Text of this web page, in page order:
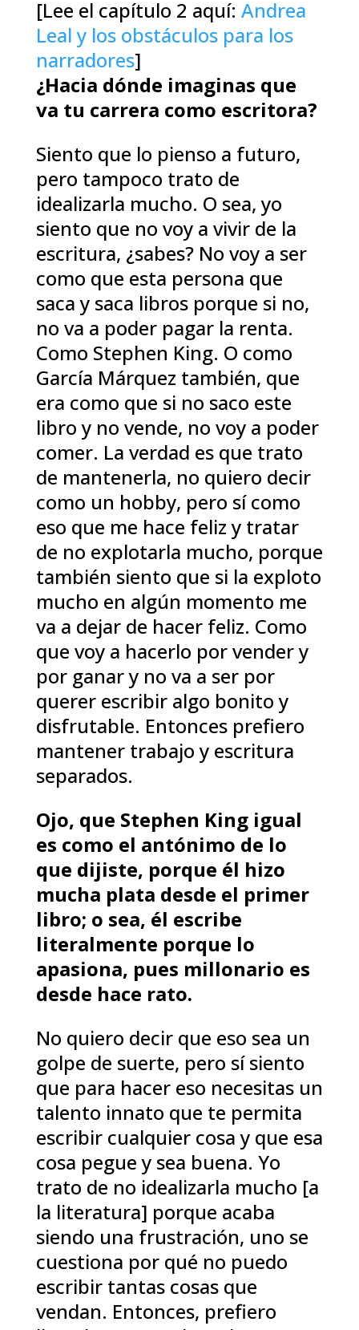
[Lee el capítulo 2 aquí: Andrea
Leal y los obstáculos para los
narradores]
¿Hacia dónde imaginas que
va tu carrera como escritora?
Siento que lo pienso a futuro,
pero tampoco trato de
idealizarla mucho. O sea, yo
siento que no voy a vivir de la
escritura, ¿sabes? No voy a ser
como que esta persona que
saca y saca libros porque si no,
no va a poder pagar la renta.
Como Stephen King. O como
García Márquez también, que
era como que si no saco este
libro y no vende, no voy a poder
comer. La verdad es que trato
de mantenerla, no quiero decir
como un hobby, pero sí como
eso que me hace feliz y tratar
de no explotarla mucho, porque
también siento que si la exploto
mucho en algún momento me
va a dejar de hacer feliz. Como
que voy a hacerlo por vender y
por ganar y no va a ser por
querer escribir algo bonito y
disfrutable. Entonces prefiero
mantener trabajo y escritura
separados.
Ojo, que Stephen King igual
es como el antónimo de lo
que dijiste, porque él hizo
mucha plata desde el primer
libro; o sea, él escribe
literalmente porque lo
apasiona, pues millonario es
desde hace rato.
No quiero decir que eso sea un
golpe de suerte, pero sí siento
que para hacer eso necesitas un
talento innato que te permita
escribir cualquier cosa y que esa
cosa pegue y sea buena. Yo
trato de no idealizarla mucho [a
la literatura] porque acaba
siendo una frustración, uno se
cuestiona por qué no puedo
escribir tantas cosas que
vendan. Entonces, prefiero